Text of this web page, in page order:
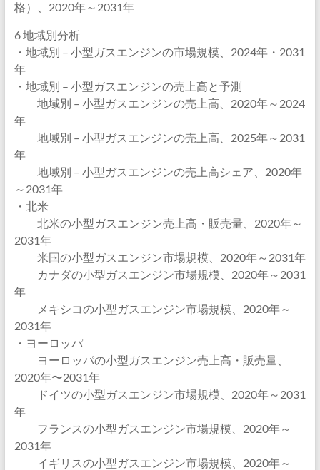
格）、2020年～2031年
6 地域別分析
・地域別 – 小型ガスエンジンの市場規模、2024年・2031
年
・地域別 – 小型ガスエンジンの売上高と予測
地域別 – 小型ガスエンジンの売上高、2020年～2024
年
地域別 – 小型ガスエンジンの売上高、2025年～2031
年
地域別 – 小型ガスエンジンの売上高シェア、2020年
～2031年
・北米
北米の小型ガスエンジン売上高・販売量、2020年～
2031年
米国の小型ガスエンジン市場規模、2020年～2031年
カナダの小型ガスエンジン市場規模、2020年～2031
年
メキシコの小型ガスエンジン市場規模、2020年～
2031年
・ヨーロッパ
ヨーロッパの小型ガスエンジン売上高・販売量、
2020年〜2031年
ドイツの小型ガスエンジン市場規模、2020年～2031
年
フランスの小型ガスエンジン市場規模、2020年～
2031年
イギリスの小型ガスエンジン市場規模、2020年～